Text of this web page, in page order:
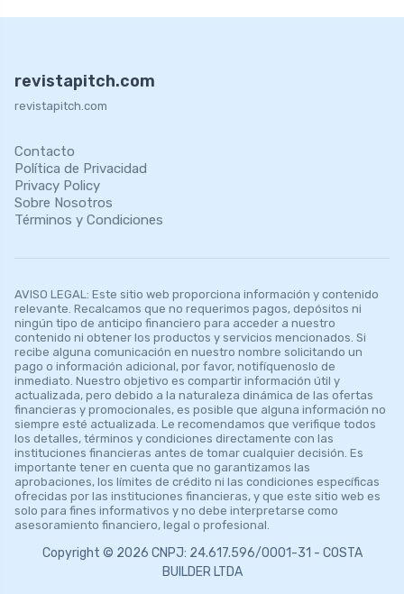
revistapitch.com
revistapitch.com
Contacto
Política de Privacidad
Privacy Policy
Sobre Nosotros
Términos y Condiciones
AVISO LEGAL: Este sitio web proporciona información y contenido
relevante. Recalcamos que no requerimos pagos, depósitos ni
ningún tipo de anticipo financiero para acceder a nuestro
contenido ni obtener los productos y servicios mencionados. Si
recibe alguna comunicación en nuestro nombre solicitando un
pago o información adicional, por favor, notifíquenoslo de
inmediato. Nuestro objetivo es compartir información útil y
actualizada, pero debido a la naturaleza dinámica de las ofertas
financieras y promocionales, es posible que alguna información no
siempre esté actualizada. Le recomendamos que verifique todos
los detalles, términos y condiciones directamente con las
instituciones financieras antes de tomar cualquier decisión. Es
importante tener en cuenta que no garantizamos las
aprobaciones, los límites de crédito ni las condiciones específicas
ofrecidas por las instituciones financieras, y que este sitio web es
solo para fines informativos y no debe interpretarse como
asesoramiento financiero, legal o profesional.
Copyright © 2026 CNPJ: 24.617.596/0001-31 - COSTA
BUILDER LTDA